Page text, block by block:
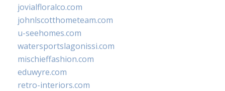
jovialfloralco.com
johnlscotthometeam.com
u-seehomes.com
watersportslagonissi.com
mischieffashion.com
eduwyre.com
retro-interiors.com